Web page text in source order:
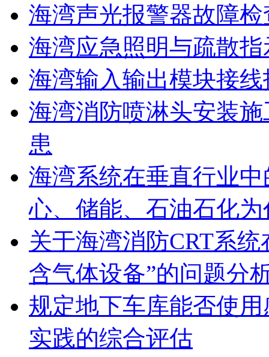
海湾声光报警器故障
海湾应急照明与疏散
海湾输入输出模块接
海湾消防喷淋头安装
患
海湾系统在垂直行业
心、储能、石油石化
关于海湾消防CRT系
含气体设备”的问题分
规定地下车库能否使
实践的综合评估